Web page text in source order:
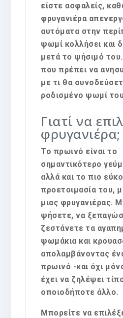
είστε ασφαλείς,
φρυγανιέρα
αυτόματα στην
ψωμί κολλήσει και
μετά το ψήσιμό
που πρέπει να
με τι θα
ροδισμένο ψωμί
Γιατί να
φρυγανιέρα;
Το πρωινό είναι το
σημαντικότερο
αλλά και το πιο
προετοιμασία του,
μιας φρυγανιέρας.
ψήσετε, να
ζεστάνετε τα
ψωμάκια και
απολαμβάνοντας
πρωινό -και όχι
έχει να ζηλέψει
οποιοδήποτε άλλο.
Μπορείτε να